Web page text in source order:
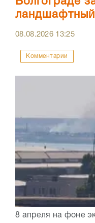
08.08.2026 13:25
Комментарии
8 апреля на фоне